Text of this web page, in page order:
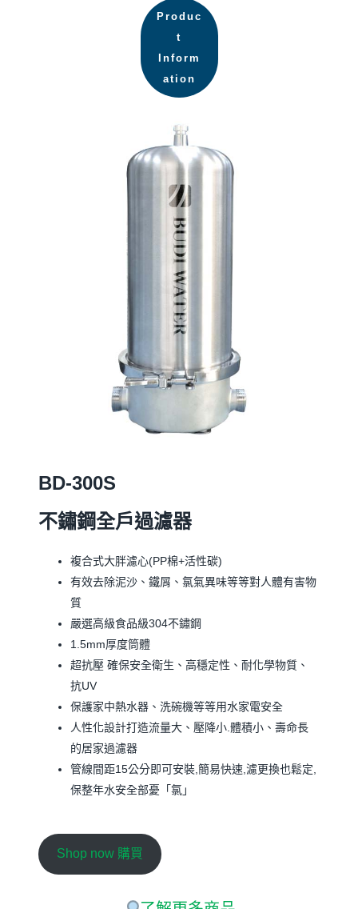
Produc
t
Inform
ation
BD-300S
不鏽鋼全戶過濾器
複合式大胖濾心(PP棉+活性碳)
有效去除泥沙、鐵屑、氯氣異味等等對人體有害物
質
嚴選高級食品級304不鏽鋼
1.5mm厚度筒體
超抗壓 確保安全衛生、高穩定性、耐化學物質、
抗UV
保護家中熱水器、洗碗機等等用水家電安全
人性化設計打造流量大、壓降小.體積小、壽命長
的居家過濾器
管線間距15公分即可安裝,簡易快速,濾更換也鬆定,
保整年水安全部憂「氯」
Shop now 購買